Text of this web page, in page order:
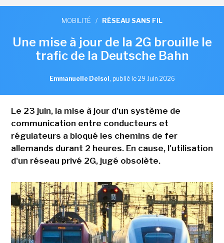
MOBILITÉ / RÉSEAU SANS FIL
Une mise à jour de la 2G brouille le
trafic de la Deutsche Bahn
Emmanuelle Delsol , publié le 29 Juin 2026
Le 23 juin, la mise à jour d'un système de
communication entre conducteurs et
régulateurs a bloqué les chemins de fer
allemands durant 2 heures. En cause, l'utilisation
d'un réseau privé 2G, jugé obsolète.